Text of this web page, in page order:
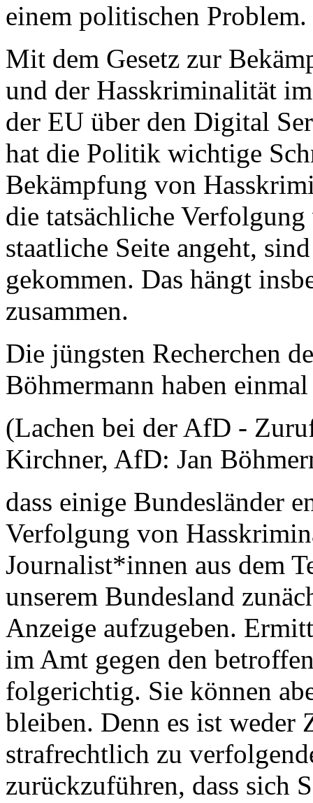
einem politischen Problem.
Mit dem Gesetz zur
und der Hasskriminalität
der EU über den Digital
hat die Politik wichtige
Bekämpfung von
die tatsächliche
staatliche Seite angeht,
gekommen. Das hängt
zusammen.
Die jüngsten Recherchen
Böhmermann haben
(Lachen bei der AfD -
Kirchner, AfD: Jan
dass einige Bundesländer
Verfolgung von
Journalist*innen aus dem
unserem Bundesland
Anzeige aufzugeben.
im Amt gegen den
folgerichtig. Sie können
bleiben. Denn es ist weder
strafrechtlich zu
zurückzuführen, dass sich